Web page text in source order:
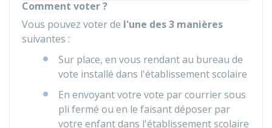
Comment voter ?
Vous pouvez voter de l'une des 3 manières
suivantes :
Sur place, en vous rendant au bureau de
vote installé dans l'établissement scolaire
En envoyant votre vote par courrier sous
pli fermé ou en le faisant déposer par
votre enfant dans l'établissement scolaire